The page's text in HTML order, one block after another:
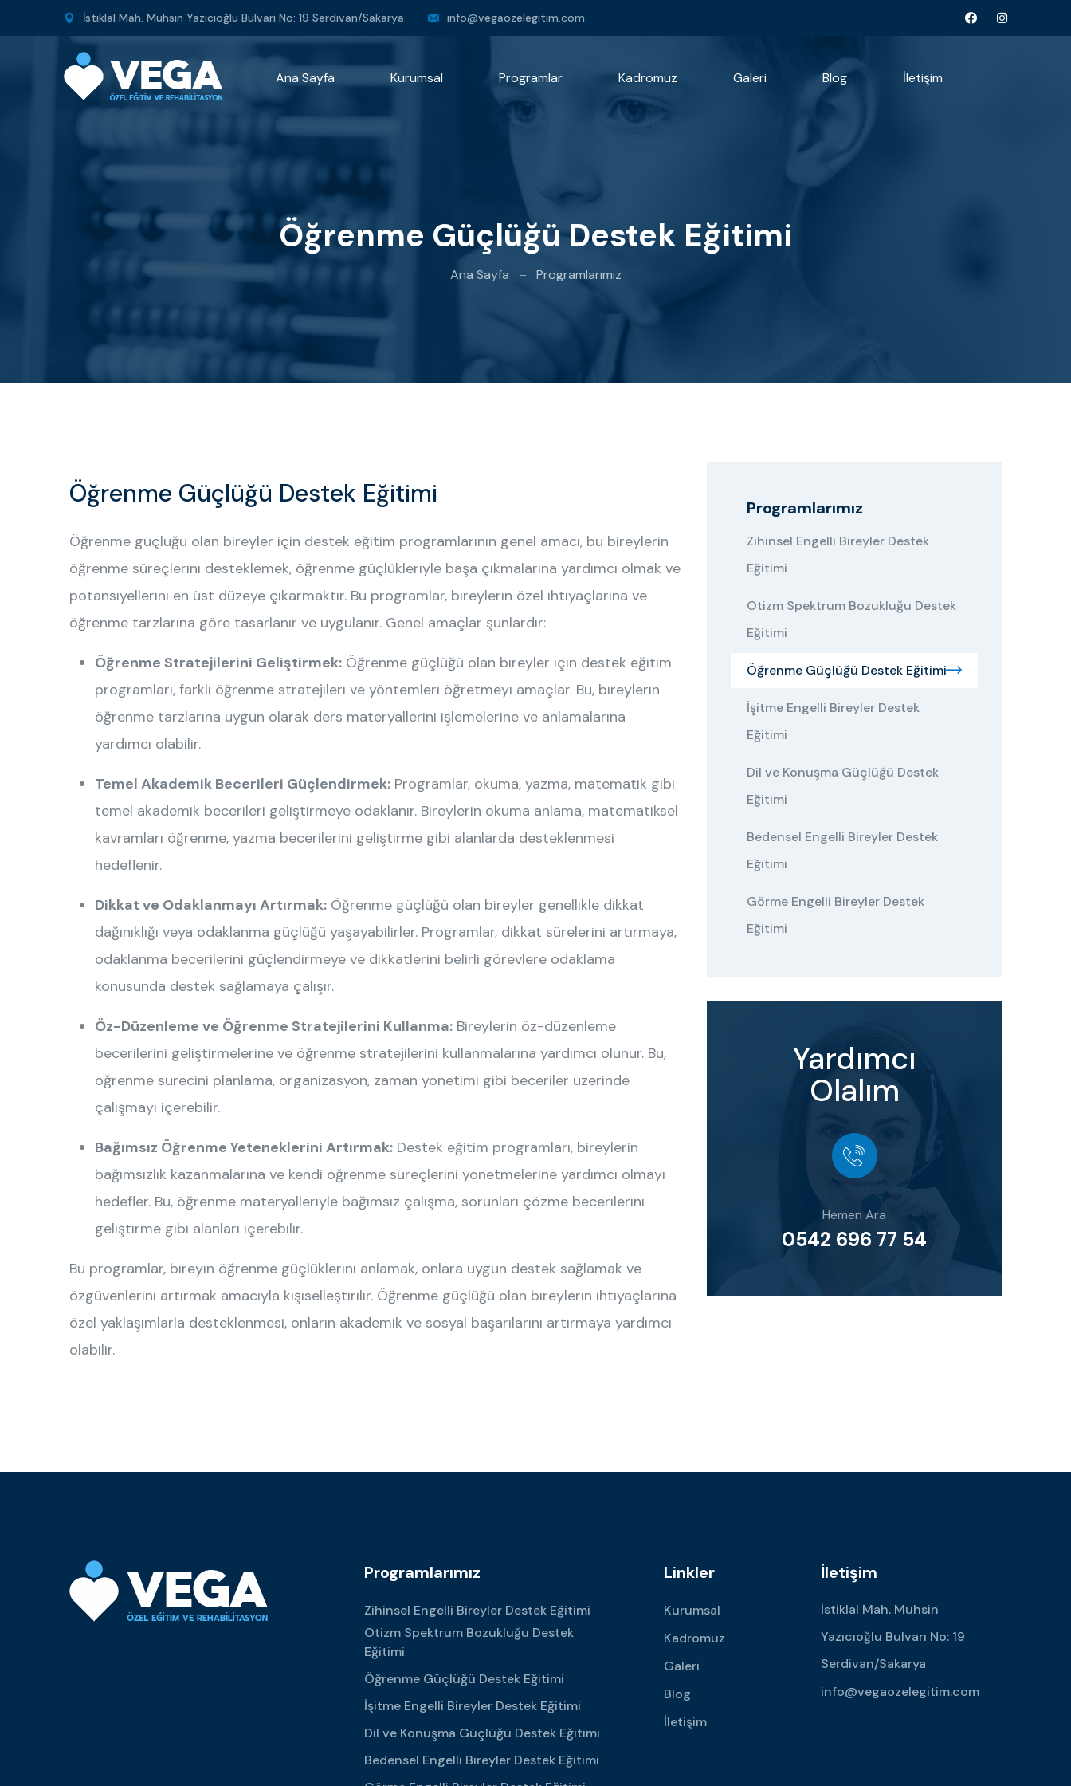
İstiklal Mah. Muhsin Yazıcıoğlu Bulvarı No: 19 Serdivan/Sakarya info@vegaozelegitim.com
Ana Sayfa Kurumsal Programlar Kadromuz Galeri Blog İletişim
Öğrenme Güçlüğü Destek Eğitimi
Ana Sayfa Programlarımız
Öğrenme Güçlüğü Destek Eğitimi
Öğrenme güçlüğü olan bireyler için destek eğitim programlarının genel amacı, bu bireylerin
öğrenme süreçlerini desteklemek, öğrenme güçlükleriyle başa çıkmalarına yardımcı olmak ve
potansiyellerini en üst düzeye çıkarmaktır. Bu programlar, bireylerin özel ihtiyaçlarına ve
öğrenme tarzlarına göre tasarlanır ve uygulanır. Genel amaçlar şunlardır:
Öğrenme Stratejilerini Geliştirmek: Öğrenme güçlüğü olan bireyler için destek eğitim
programları, farklı öğrenme stratejileri ve yöntemleri öğretmeyi amaçlar. Bu, bireylerin
öğrenme tarzlarına uygun olarak ders materyallerini işlemelerine ve anlamalarına
yardımcı olabilir.
Temel Akademik Becerileri Güçlendirmek: Programlar, okuma, yazma, matematik gibi
temel akademik becerileri geliştirmeye odaklanır. Bireylerin okuma anlama, matematiksel
kavramları öğrenme, yazma becerilerini geliştirme gibi alanlarda desteklenmesi
hedeflenir.
Dikkat ve Odaklanmayı Artırmak: Öğrenme güçlüğü olan bireyler genellikle dikkat
dağınıklığı veya odaklanma güçlüğü yaşayabilirler. Programlar, dikkat sürelerini artırmaya,
odaklanma becerilerini güçlendirmeye ve dikkatlerini belirli görevlere odaklama
konusunda destek sağlamaya çalışır.
Öz-Düzenleme ve Öğrenme Stratejilerini Kullanma: Bireylerin öz-düzenleme
becerilerini geliştirmelerine ve öğrenme stratejilerini kullanmalarına yardımcı olunur. Bu,
öğrenme sürecini planlama, organizasyon, zaman yönetimi gibi beceriler üzerinde
çalışmayı içerebilir.
Bağımsız Öğrenme Yeteneklerini Artırmak: Destek eğitim programları, bireylerin
bağımsızlık kazanmalarına ve kendi öğrenme süreçlerini yönetmelerine yardımcı olmayı
hedefler. Bu, öğrenme materyalleriyle bağımsız çalışma, sorunları çözme becerilerini
geliştirme gibi alanları içerebilir.
Bu programlar, bireyin öğrenme güçlüklerini anlamak, onlara uygun destek sağlamak ve
özgüvenlerini artırmak amacıyla kişiselleştirilir. Öğrenme güçlüğü olan bireylerin ihtiyaçlarına
özel yaklaşımlarla desteklenmesi, onların akademik ve sosyal başarılarını artırmaya yardımcı
olabilir.
Programlarımız
Zihinsel Engelli Bireyler Destek
Eğitimi
Otizm Spektrum Bozukluğu Destek
Eğitimi
Öğrenme Güçlüğü Destek Eğitimi
İşitme Engelli Bireyler Destek
Eğitimi
Dil ve Konuşma Güçlüğü Destek
Eğitimi
Bedensel Engelli Bireyler Destek
Eğitimi
Görme Engelli Bireyler Destek
Eğitimi
Yardımcı
Olalım
Hemen Ara
0542 696 77 54
Programlarımız
Zihinsel Engelli Bireyler Destek Eğitimi
Otizm Spektrum Bozukluğu Destek
Eğitimi
Öğrenme Güçlüğü Destek Eğitimi
İşitme Engelli Bireyler Destek Eğitimi
Dil ve Konuşma Güçlüğü Destek Eğitimi
Bedensel Engelli Bireyler Destek Eğitimi
Linkler
Kurumsal
Kadromuz
Galeri
Blog
İletişim
İletişim
İstiklal Mah. Muhsin
Yazıcıoğlu Bulvarı No: 19
Serdivan/Sakarya
info@vegaozelegitim.com